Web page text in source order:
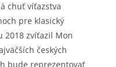
chuť víťazstva
pre klasický
2018 zvíťazil Mon
českých
bude reprezentovať